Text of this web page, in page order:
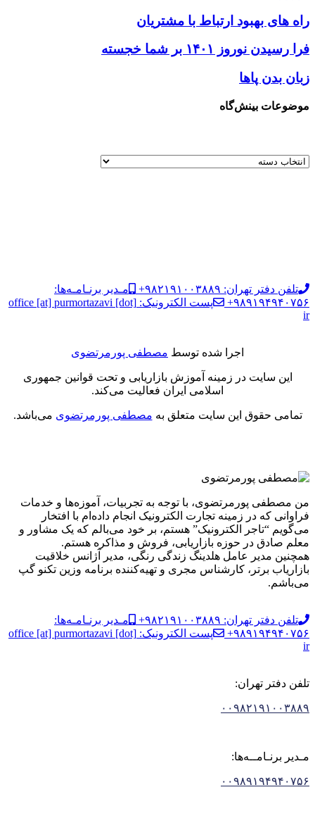
راه های بهبود ارتباط با مشتریان
فرا رسیدن نوروز ۱۴۰۱ بر شما خجسته
زبان بدن پاها
موضوعات بینش‌گاه
تلفن دفتر تهران: ۹۸۲۱۹۱۰۰۳۸۸۹+
مـدیر برنـامـه‌ها:
۹۸۹۱۹۴۹۴۰۷۵۶+
پست الکترونیک: office [at] purmortazavi [dot]
ir
اجرا شده توسط مصطفی پورمرتضوی
این سایت در زمینه آموزش بازاریابی و تحت قوانین جمهوری
اسلامی ایران فعالیت می‌کند.
تمامی حقوق این سایت متعلق به مصطفی پورمرتضوی می‌باشد.
من مصطفی پورمرتضوی، با توجه به تجربیات، آموزه‌ها و خدمات
فراوانی که در زمینه تجارت الکترونیک انجام داده‌ام با افتخار
می‌گویم “تاجر الکترونیک” هستم، بر خود می‌بالم که یک مشاور و
معلم صادق در حوزه بازاریابی، فروش و مذاکره هستم.
همچنین مدیر عامل هلدینگ زندگی رنگی، مدیر آژانس خلاقیت
بازاریاب برتر، کارشناس مجری و تهیه‌کننده برنامه وزین تکنو گپ
می‌باشم.
تلفن دفتر تهران: ۹۸۲۱۹۱۰۰۳۸۸۹+
مـدیر برنـامـه‌ها:
۹۸۹۱۹۴۹۴۰۷۵۶+
پست الکترونیک: office [at] purmortazavi [dot]
ir
تلفن دفتر تهران:
۰۰۹۸۲۱۹۱۰۰۳۸۸۹
مـدیر برنـامــه‌ها:
۰۰۹۸۹۱۹۴۹۴۰۷۵۶